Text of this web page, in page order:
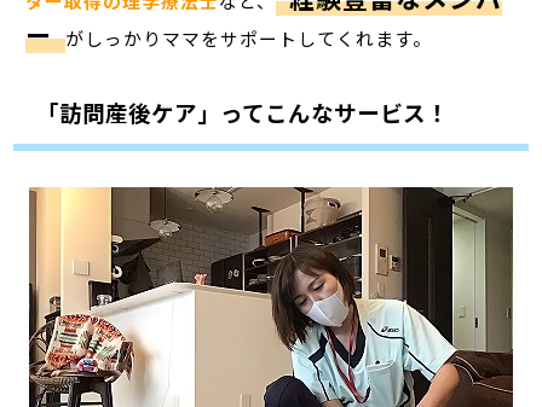
ー がしっかりママをサポートしてくれます。
「訪問産後ケア」ってこんなサービス！